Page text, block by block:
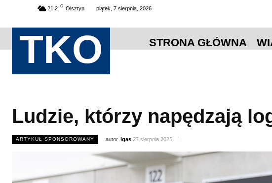
21.2 C Olsztyn piątek, 7 sierpnia, 2026
TKO STRONA GŁÓWNA
Ludzie, którzy napędzają
ARTYKUŁ SPONSOROWANY autor igas 27 sierpnia 2025